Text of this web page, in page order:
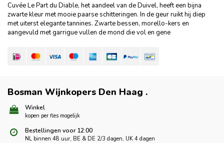
Cuvée Le Part du Diable, het aandeel van de Duivel, heeft een bijna
zwarte kleur met mooie paarse schitteringen. In de geur ruikt hij diep
met uiterst elegante tannines. Zwarte bessen, morello-kers en
aangevuld met garrigue vullen de mond die vol en gene
Bosman Wijnkopers Den Haag .
Winkel
kopen per fles mogelijk
Bestellingen voor 12:00
NL binnen 48 uur, BE & DE 2/3 dagen, UK 4 dagen